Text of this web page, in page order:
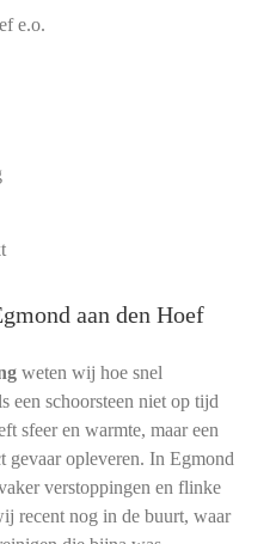
e.o.
aan den Hoef
weten wij hoe snel
een schoorsteen niet op tijd
sfeer en warmte, maar een
opleveren. In Egmond
verstoppingen en flinke
recent nog in de buurt, waar